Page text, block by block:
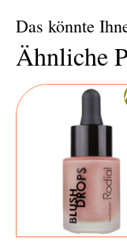
Das könnte
Ähnliche